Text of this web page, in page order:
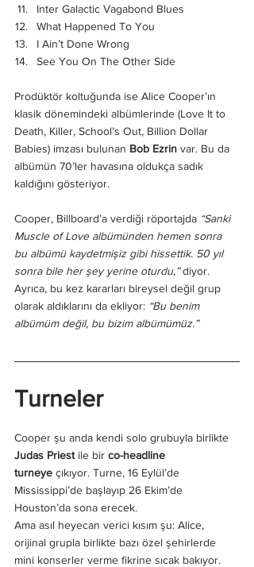
Inter Galactic Vagabond Blues
What Happened To You
I Ain’t Done Wrong
See You On The Other Side
Prodüktör koltuğunda ise Alice Cooper’ın
klasik dönemindeki albümlerinde (Love It to
Death, Killer, School’s Out, Billion Dollar
Babies) imzası bulunan Bob Ezrin var. Bu da
albümün 70’ler havasına oldukça sadık
kaldığını gösteriyor.
Cooper, Billboard’a verdiği röportajda “Sanki
Muscle of Love albümünden hemen sonra
bu albümü kaydetmişiz gibi hissettik. 50 yıl
sonra bile her şey yerine oturdu,” diyor.
Ayrıca, bu kez kararları bireysel değil grup
olarak aldıklarını da ekliyor: “Bu benim
albümüm değil, bu bizim albümümüz.”
Turneler
Cooper şu anda kendi solo grubuyla birlikte
Judas Priest ile bir co-headline
turneye çıkıyor. Turne, 16 Eylül’de
Mississippi’de başlayıp 26 Ekim’de
Houston’da sona erecek.
Ama asıl heyecan verici kısım şu: Alice,
orijinal grupla birlikte bazı özel şehirlerde
mini konserler verme fikrine sıcak bakıyor.